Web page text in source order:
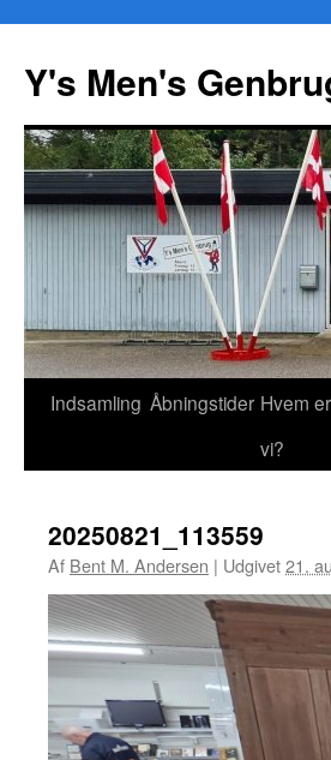
Y's Men's
Hop
Indsamling Åbningstider Hvem er
vi?
20250821_113559
Af Bent M. Andersen | Udgivet21.